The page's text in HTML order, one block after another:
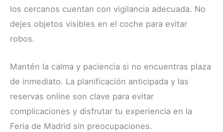
los cercanos cuentan con vigilancia adecuada. No
dejes objetos visibles en el coche para evitar
robos.
Mantén la calma y paciencia si no encuentras plaza
de inmediato. La planificación anticipada y las
reservas online son clave para evitar
complicaciones y disfrutar tu experiencia en la
Feria de Madrid sin preocupaciones.